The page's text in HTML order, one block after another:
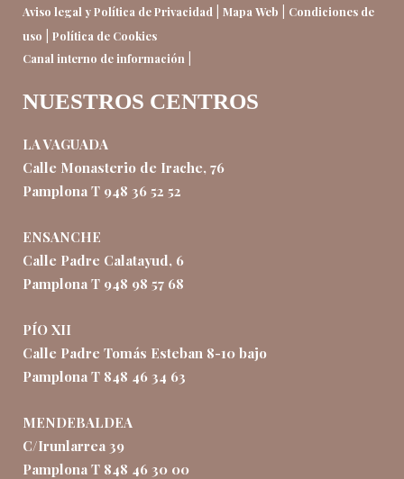
Aviso legal y Política de Privacidad | Mapa Web | Condiciones de
uso | Política de Cookies
Canal interno de información |
NUESTROS CENTROS
LA VAGUADA
Calle Monasterio de Irache, 76
Pamplona T 948 36 52 52
ENSANCHE
Calle Padre Calatayud, 6
Pamplona T 948 98 57 68
PÍO XII
Calle Padre Tomás Esteban 8-10 bajo
Pamplona T 848 46 34 63
MENDEBALDEA
C/Irunlarrea 39
Pamplona T 848 46 30 00